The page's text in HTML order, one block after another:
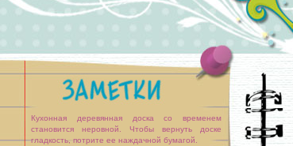
Кухонная деревянная доска со временем
становится неровной. Чтобы вернуть доске
гладкость, потрите ее наждачной бумагой.